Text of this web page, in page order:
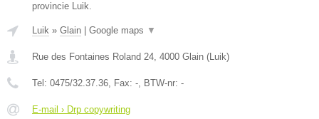
provincie Luik.
Luik » Glain Google maps ▼
Rue des Fontaines Roland 24, 4000 Glain (Luik)
Tel: 0475/32.37.36, Fax: -, BTW-nr: -
E-mail › Drp copywriting